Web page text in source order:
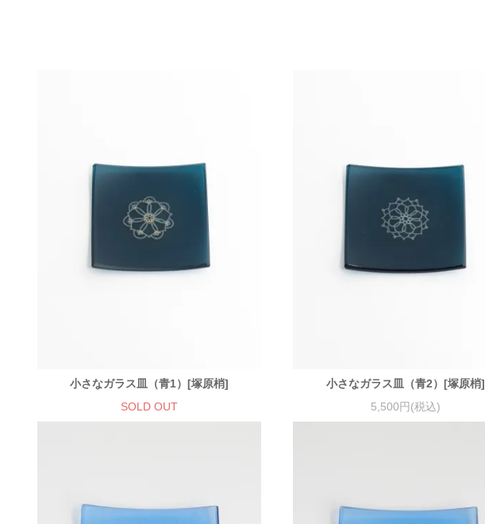
小さなガラス皿（青1）[塚原梢]
SOLD OUT
小さなガラス皿（青2）[塚原梢]
5,500円(税込)